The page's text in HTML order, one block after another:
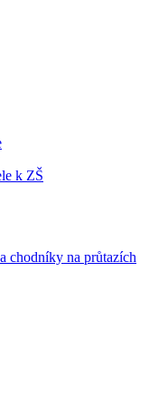
k ZŠ
chodníky na průtazích